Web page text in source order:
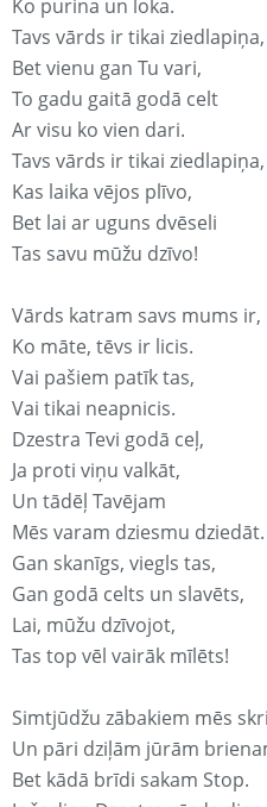
Ko purina un loka.
Tavs vārds ir tikai ziedlapiņa,
Bet vienu gan Tu vari,
To gadu gaitā godā celt
Ar visu ko vien dari.
Tavs vārds ir tikai ziedlapiņa,
Kas laika vējos plīvo,
Bet lai ar uguns dvēseli
Tas savu mūžu dzīvo!
Vārds katram savs mums ir,
Ko māte, tēvs ir licis.
Vai pašiem patīk tas,
Vai tikai neapnicis.
Dzestra Tevi godā ceļ,
Ja proti viņu valkāt,
Un tādēļ Tavējam
Mēs varam dziesmu dziedāt.
Gan skanīgs, viegls tas,
Gan godā celts un slavēts,
Lai, mūžu dzīvojot,
Tas top vēl vairāk mīlēts!
Simtjūdžu zābakiem mēs
Un pāri dziļām jūrām
Bet kādā brīdi sakam Stop.